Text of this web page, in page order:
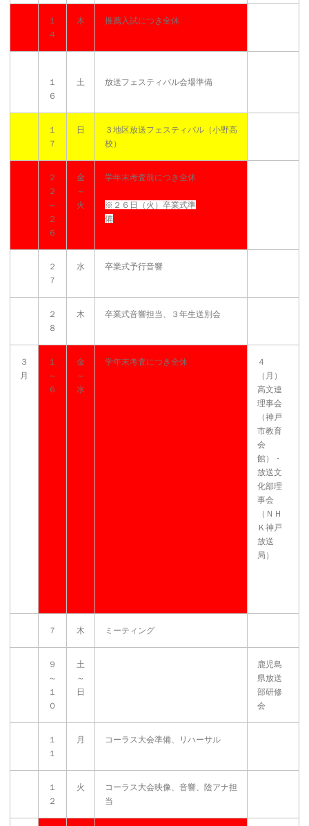
１
４
木 推薦入試につき全休
１
６
土 放送フェスティバル会場準備
１
７
日
３地区放送フェスティバル（小野高
校）
２
２
～
２
６
金
～
火
学年末考査前につき全休
※２６日（火）卒業式準
備
２
７
水 卒業式予行音響
２
８
木 卒業式音響担当、３年生送別会
３
月
１
～
６
金
～
水
学年末考査につき全休
４
（月）
高文連
理事会
（神戸
市教育
会
館）・
放送文
化部理
事会
（ＮＨ
Ｋ神戸
放送
局）
７ 木 ミーティング
９
～
１
０
土
～
日
鹿児島
県放送
部研修
会
１
１
月 コーラス大会準備、リハーサル
１
２
火
コーラス大会映像、音響、陰アナ担
当